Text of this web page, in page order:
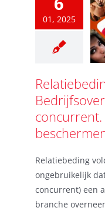
01, 2025
Relatiebeding
ongebruikelijk
concurrent) een
branche